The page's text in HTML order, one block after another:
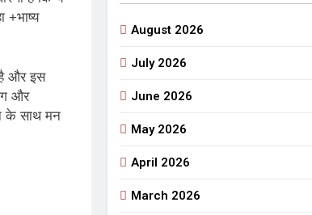
मेल’ का लोकार्पण
3 Years Ago
का जन्म महोत्सव का भव्य आयोजन
राजनीतिक सफरनामा : आन्दोलन से उपजे सवाल
+भाष्य
है और इस
और
के साथ मन
August 2026
July 2026
June 2026
May 2026
April 2026
March 2026